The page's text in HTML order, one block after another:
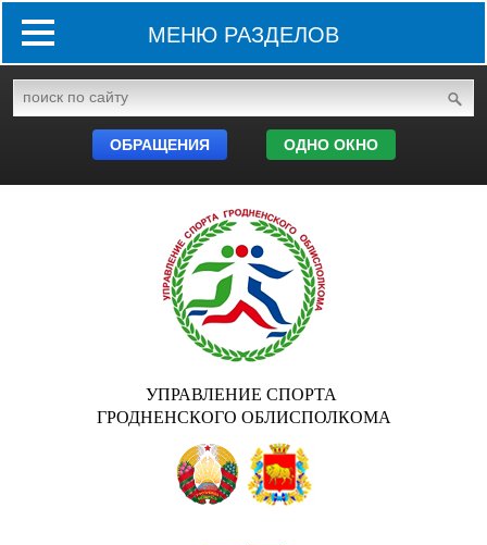
МЕНЮ РАЗДЕЛОВ
ОБРАЩЕНИЯ ОДНО ОКНО
УПРАВЛЕНИЕ СПОРТА
ГРОДНЕНСКОГО ОБЛИСПОЛКОМА